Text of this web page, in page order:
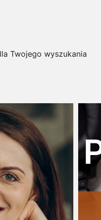
Twojego wyszukania